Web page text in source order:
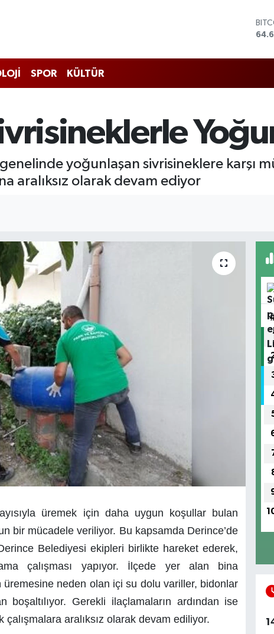
SPOR KÜLTÜR
yoğunlaşan sivrisineklere karşı
aralıksız olarak devam ediyor
üremek için daha uygun koşullar bulan
bir mücadele veriliyor. Bu kapsamda Derince’de
Belediyesi ekipleri birlikte hareket ederek,
çalışması yapıyor. İlçede yer alan bina
neden olan içi su dolu variller, bidonlar
Gerekli ilaçlamaların ardından ise
aralıksız olarak devam ediliyor.
1